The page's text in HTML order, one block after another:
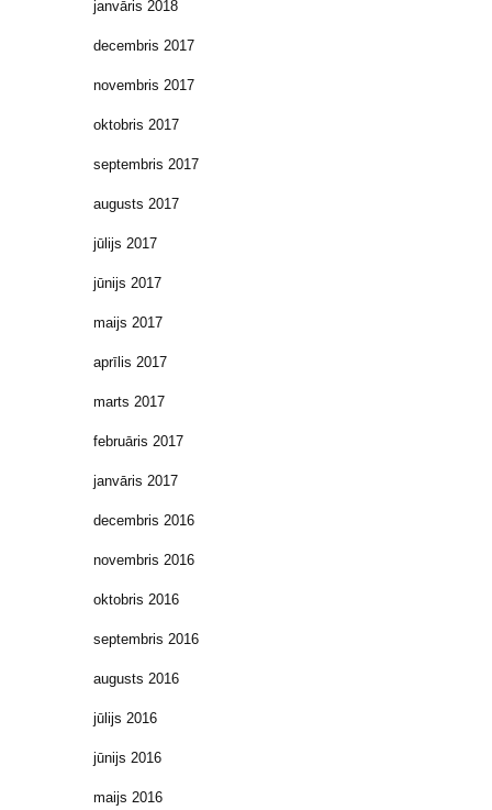
janvāris 2018
decembris 2017
novembris 2017
oktobris 2017
septembris 2017
augusts 2017
jūlijs 2017
jūnijs 2017
maijs 2017
aprīlis 2017
marts 2017
februāris 2017
janvāris 2017
decembris 2016
novembris 2016
oktobris 2016
septembris 2016
augusts 2016
jūlijs 2016
jūnijs 2016
maijs 2016